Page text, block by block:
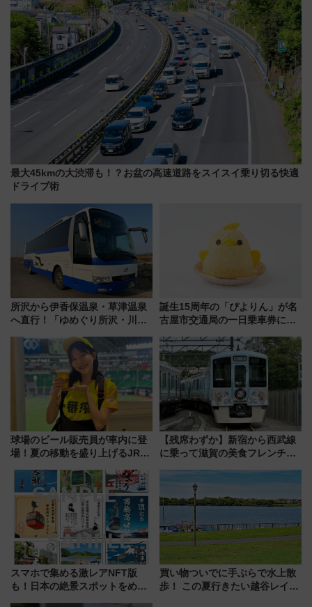
に
最大45kmの大渋滞も！？お盆の高速道路をスイスイ乗り切る快適
ドライブ術
所沢から伊香保温泉・草津温泉
へ直行！「ゆめぐり所沢・川越
軽に 運行ダイヤ・運賃を解説
誕生15周年の「ぴよりん」が名
古屋市交通局の一日乗車券に！
定1万5000枚】
球場のビール販売員が車内に登
場！夏の移動を盛り上げるJR九
月7日限定 ソフトバンクホーク
スとコラボ
【残席わずか】新宿から西武線
に乗って滋賀の美食フレンチを
「52席の至福」で味わう近江牛
や伝統文化の特別コラボ
スマホで集める激レアNFT版
も！日本の絶景スポットをめぐ
買い物ついでに手ぶらで水上散
歩！ この夏行きたい越谷レイク